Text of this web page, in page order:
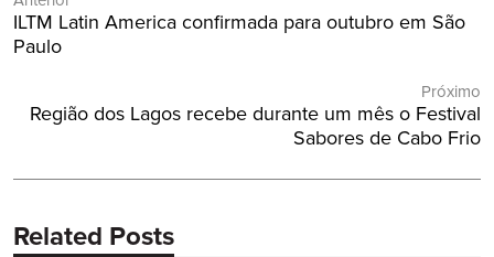
de
Post
Post
Anterior:
ILTM Latin America confirmada para outubro em São
Paulo
Próximo
Próximo
Região dos Lagos recebe durante um mês o Festival
Sabores de Cabo Frio
Related Posts